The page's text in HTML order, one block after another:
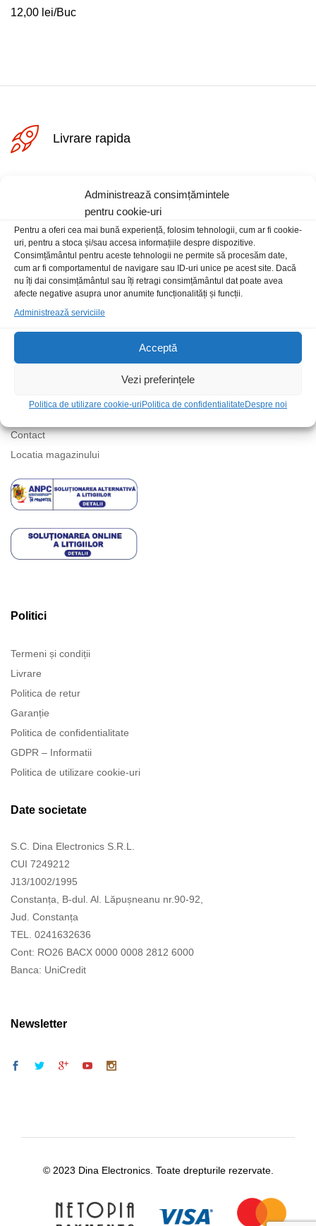
Administrează consimțămintele
pentru cookie-uri
Pentru a oferi cea mai bună experiență, folosim tehnologii, cum ar fi cookie-
uri, pentru a stoca și/sau accesa informațiile despre dispozitive.
Consimțământul pentru aceste tehnologii ne permite să procesăm date,
cum ar fi comportamentul de navigare sau ID-uri unice pe acest site. Dacă
nu îți dai consimțământul sau îți retragi consimțământul dat poate avea
afecte negative asupra unor anumite funcționalități și funcții.
Administrează serviciile
Acceptă
Vezi preferințele
Politica de utilizare cookie-uri Politica de confidentialitate Despre noi
12,00 lei/Buc
Livrare rapida
Posibilitate retur
Plata securizata
Suport telefonic
Contact
Locatia magazinului
Politici
Termeni și condiții
Livrare
Politica de retur
Garanție
Politica de confidentialitate
GDPR – Informatii
Politica de utilizare cookie-uri
Date societate
S.C. Dina Electronics S.R.L.
CUI 7249212
J13/1002/1995
Constanța, B-dul. Al. Lăpușneanu nr.90-92,
Jud. Constanța
TEL. 0241632636
Cont: RO26 BACX 0000 0008 2812 6000
Banca: UniCredit
Newsletter
© 2023 Dina Electronics. Toate drepturile rezervate.